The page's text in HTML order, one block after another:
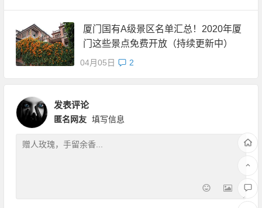
厦门国有A级景区名单汇总！2020年厦
门这些景点免费开放（持续更新中）
04月05日 2
发表评论
匿名网友 填写信息